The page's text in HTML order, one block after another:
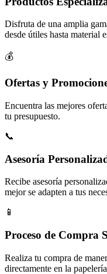
Disfruta de una amplia
desde útiles hasta material
💰
Ofertas y
Encuentra las mejores
tu presupuesto.
📞
Asesoría
Recibe asesoría
mejor se adapten a tus
📱
Proceso de Compra
Realiza tu compra de
directamente en la